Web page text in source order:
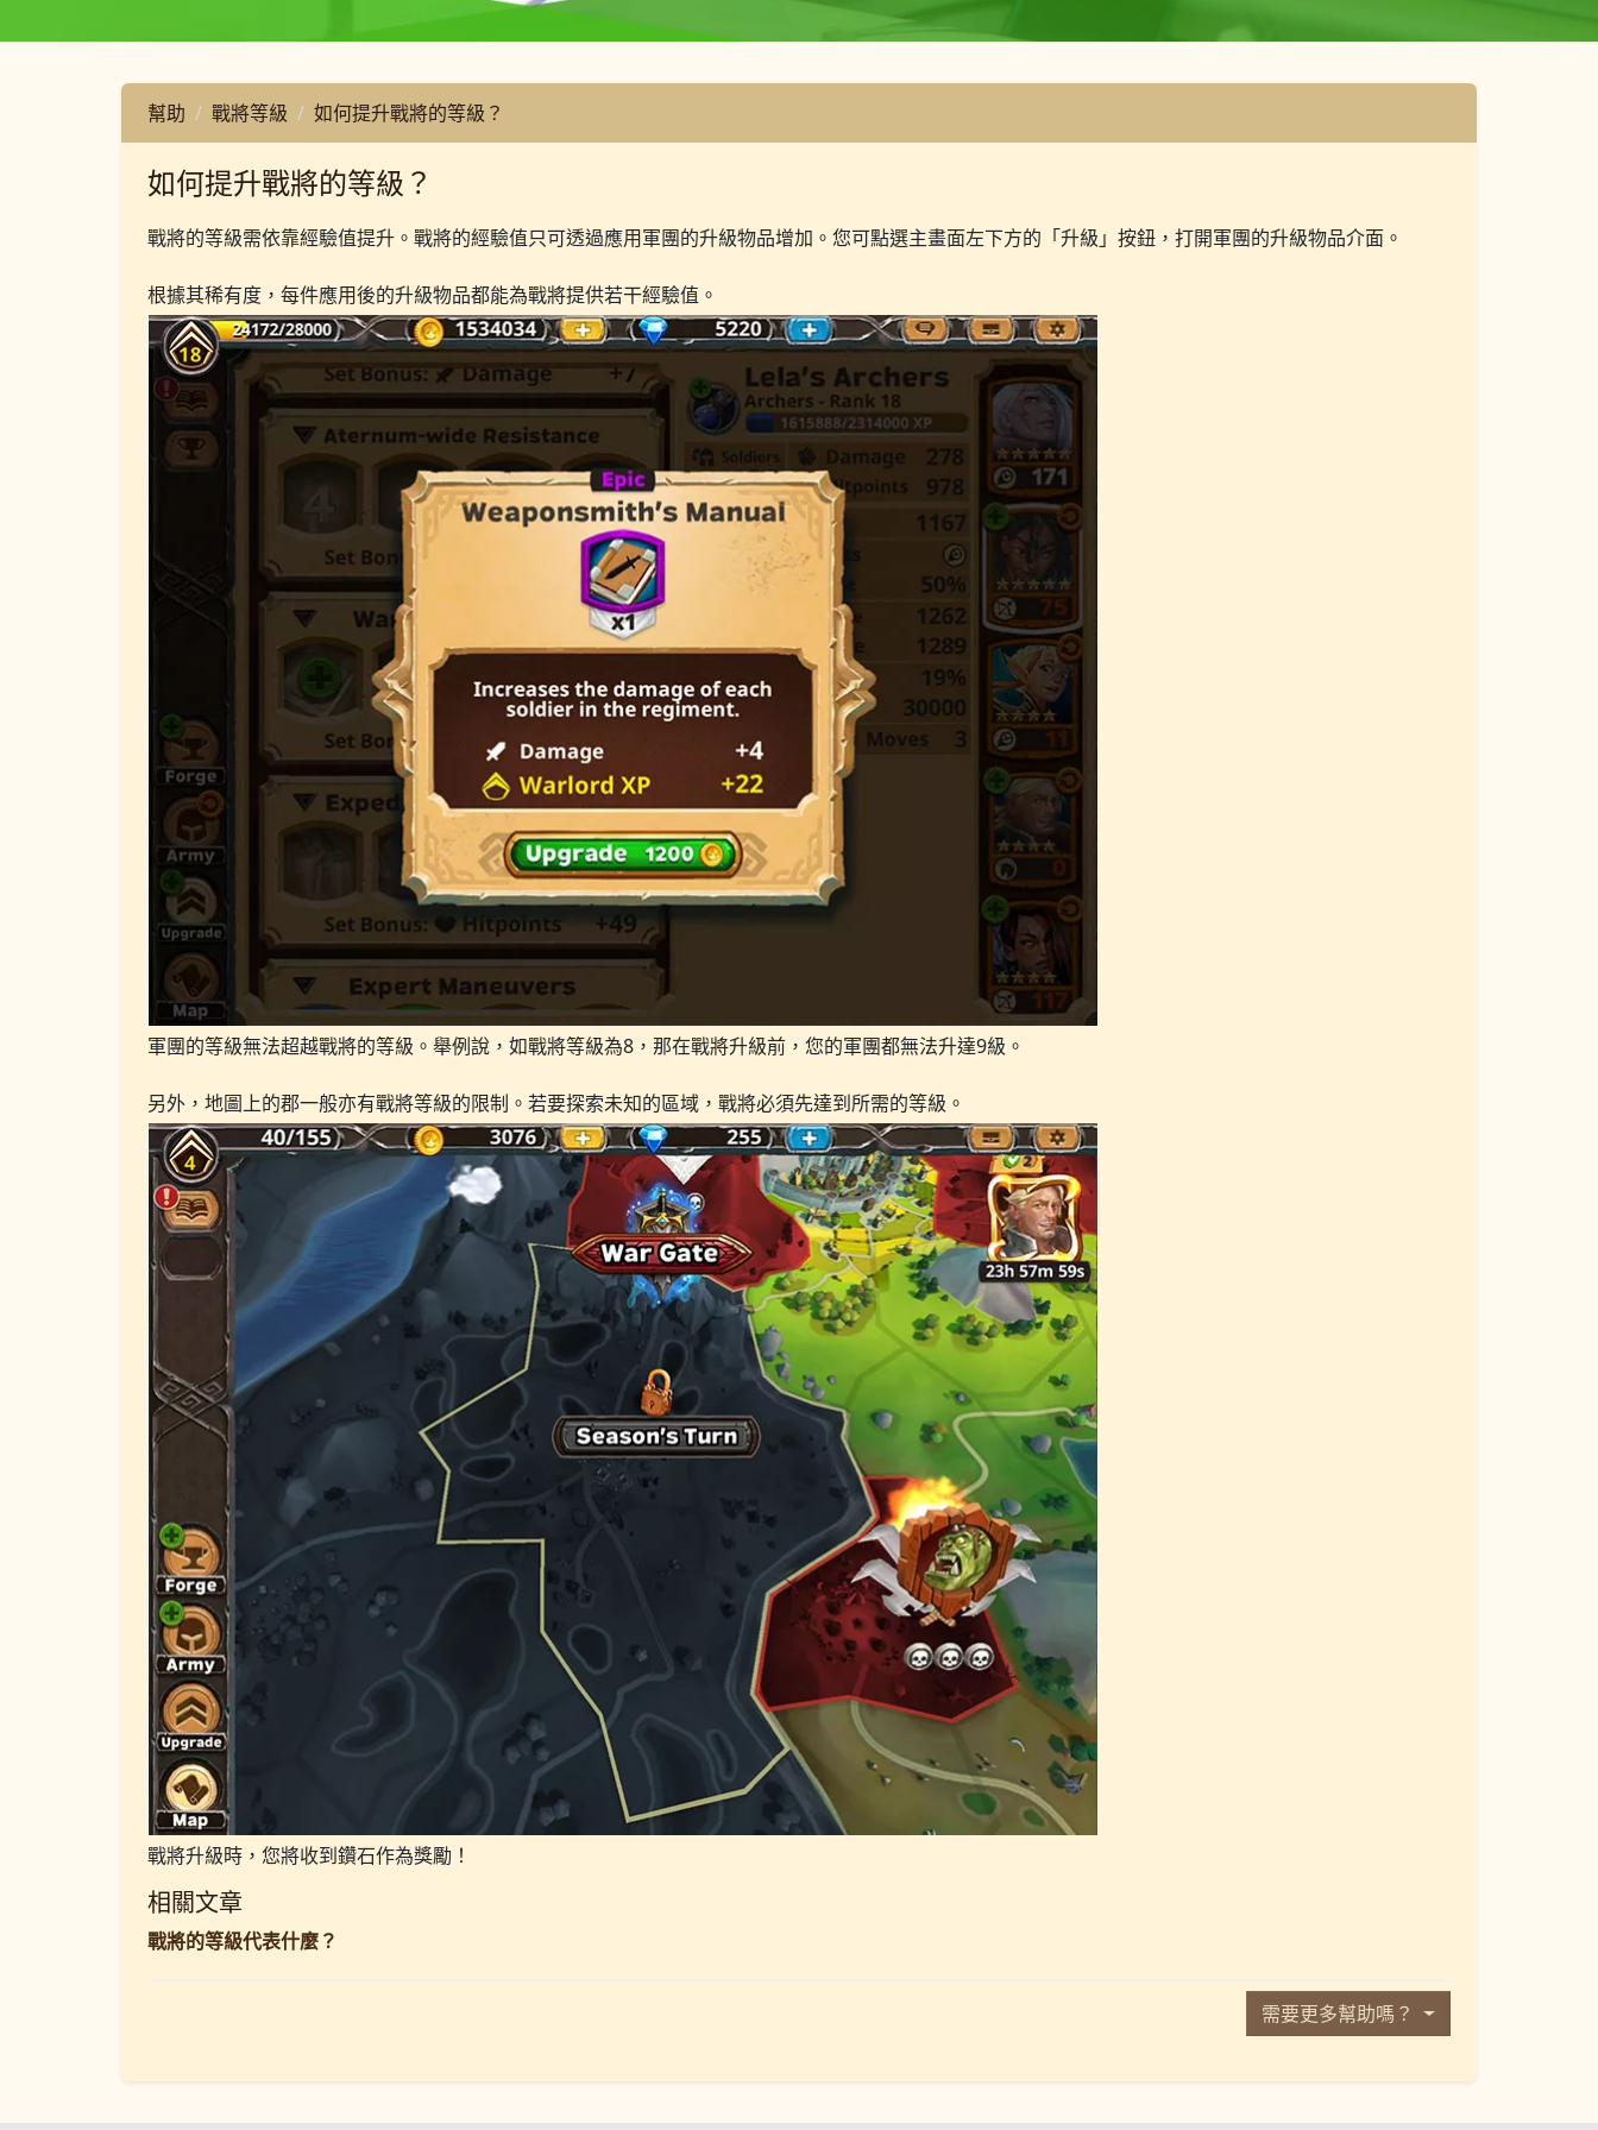
幫助 戰將等級 如何提升戰將的等級？
如何提升戰將的等級？
戰將的等級需依靠經驗值提升。戰將的經驗值只可透過應用軍團的升級物品增加。您可點選主畫面左下方的「升級」按鈕，打開軍團的升級物品介面。
根據其稀有度，每件應用後的升級物品都能為戰將提供若干經驗值。
軍團的等級無法超越戰將的等級。舉例說，如戰將等級為8，那在戰將升級前，您的軍團都無法升達9級。
另外，地圖上的郡一般亦有戰將等級的限制。若要探索未知的區域，戰將必須先達到所需的等級。
戰將升級時，您將收到鑽石作為獎勵！
相關文章
戰將的等級代表什麼？
需要更多幫助嗎？